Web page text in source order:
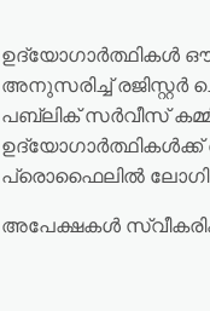
ഉദ്യോഗാർത്ഥികൾ
അനുസരിച്ച് രജിസ്റ്റർ
പബ്ലിക് സർവീസ്
പ്രൊഫൈലിൽ
അപേക്ഷകൾ